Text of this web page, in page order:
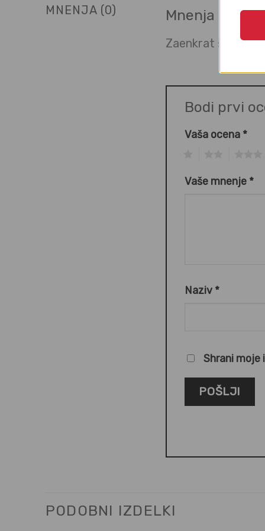
MNENJA (0) Mnenja
Zaenkrat še ni
Bodi prvi
Vaša ocena *
Vaše mnenje *
Naziv *
Shrani moje
PODOBNI IZDELKI